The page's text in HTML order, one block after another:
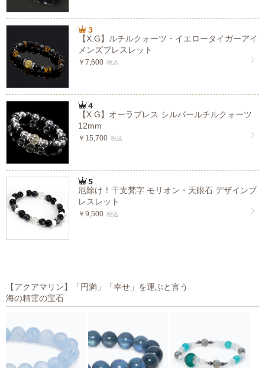
【X.G】ルチルクォーツ・イエロータイガーアイ
メンズブレスレット
￥7,600 税込
【X.G】オーラブレス シルバールチルクォーツ
12mm
￥15,700 税込
厄除け！干支梵字 モリオン・天眼石 デザインブ
レスレット
￥9,500 税込
【アクアマリン】「円満」「幸せ」を運ぶと言う
海の精霊の宝石